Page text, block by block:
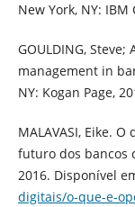
New York, NY:
GOULDING, Steve;
management in
NY: Kogan Page,
MALAVASI, Eike.
futuro dos bancos
2016. Disponível
digitais/o-que-e-